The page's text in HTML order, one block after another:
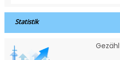
Statistik